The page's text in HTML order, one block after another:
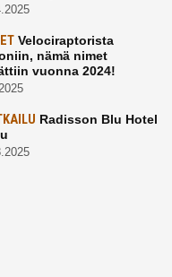
Velociraptorista
nämä nimet
vuonna 2024!
Radisson Blu Hotel